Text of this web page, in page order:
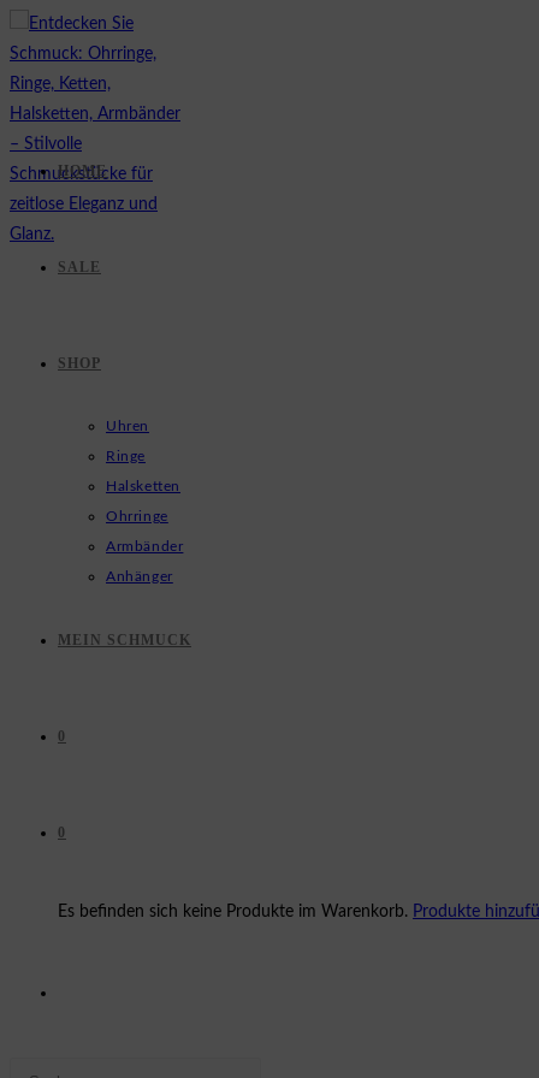
Zum
Inhalt
springen
HOME
SALE
SHOP
Uhren
Ringe
Halsketten
Ohrringe
Armbänder
Anhänger
MEIN SCHMUCK
0
0
Es befinden sich keine Produkte im Warenkorb. Produkte